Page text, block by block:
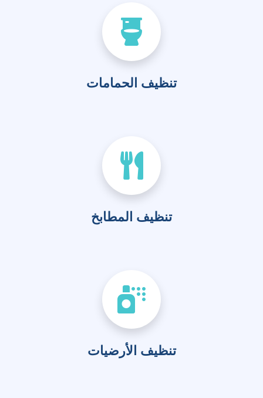
تنظيف الحمامات
تنظيف المطابخ
تنظيف الأرضيات